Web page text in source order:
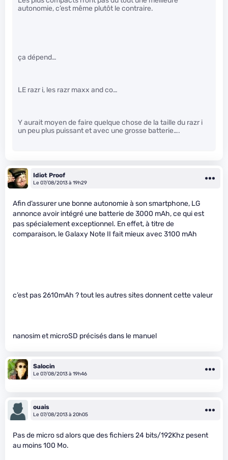
autonomie, c’est même plutôt le contraire.
ça dépend…
LE razr i, les razr maxx and co…
Y aurait moyen de faire quelque chose de la taille du razr i
un peu plus puissant et avec une grosse batterie….
Idiot Proof
Le 07/08/2013 à 19h29
Afin d’assurer une bonne autonomie à son smartphone, LG
annonce avoir intégré une batterie de 3000 mAh, ce qui est
pas spécialement exceptionnel. En effet, à titre de
comparaison, le Galaxy Note II fait mieux avec 3100 mAh
c’est pas 2610mAh ? tout les autres sites donnent cette valeur
nanosim et microSD précisés dans le manuel
Salocin
Le 07/08/2013 à 19h46
ouais
Le 07/08/2013 à 20h05
Pas de micro sd alors que des fichiers 24 bits/192Khz pesent
au moins 100 Mo.